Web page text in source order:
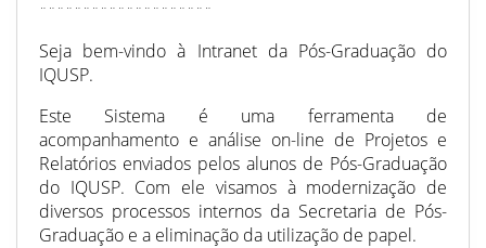
¨¨¨¨¨¨¨¨¨¨¨¨¨¨¨¨¨¨¨¨
Seja bem-vindo à Intranet da Pós-Graduação do
IQUSP.
Este Sistema é uma ferramenta de
acompanhamento e análise on-line de Projetos e
Relatórios enviados pelos alunos de Pós-Graduação
do IQUSP. Com ele visamos à modernização de
diversos processos internos da Secretaria de Pós-
Graduação e a eliminação da utilização de papel.